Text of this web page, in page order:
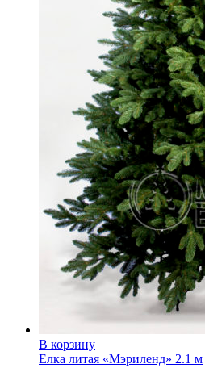
В корзину
Елка литая «Мэриленд» 2.1 м